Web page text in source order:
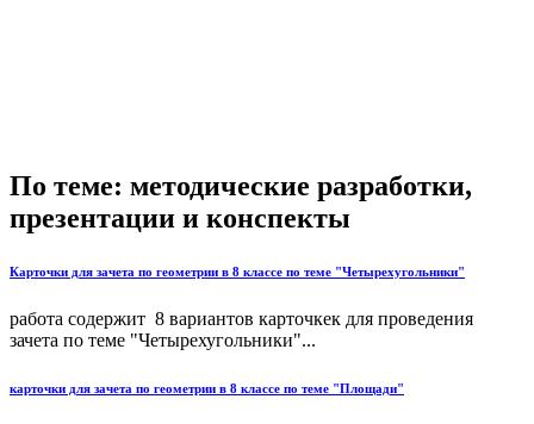
По теме: методические разработки,
презентации и конспекты
Карточки для зачета по геометрии в 8 классе по теме "Четырехугольники"
работа содержит 8 вариантов карточкек для проведения
зачета по теме "Четырехугольники"...
карточки для зачета по геометрии в 8 классе по теме "Площади"